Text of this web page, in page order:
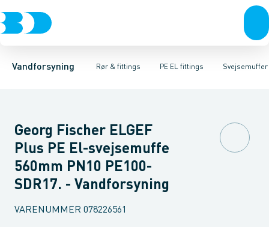
Vandforsyning Rør & fittings
Rør & fittingsKoblinger & anboringerMuffer, klemmer &
PE EL fittings
PE rørPE EL fittingsPE fittings Duktiljern fittings Svejsemuffer
VinklerT-stykker SvejsemufferReduktionerAnboringssadler-
Georg Fischer ELGEF
Plus PE El-svejsemuffe
560mm PN10 PE100-
SDR17. - Vandforsyning
VARENUMMER 078226561